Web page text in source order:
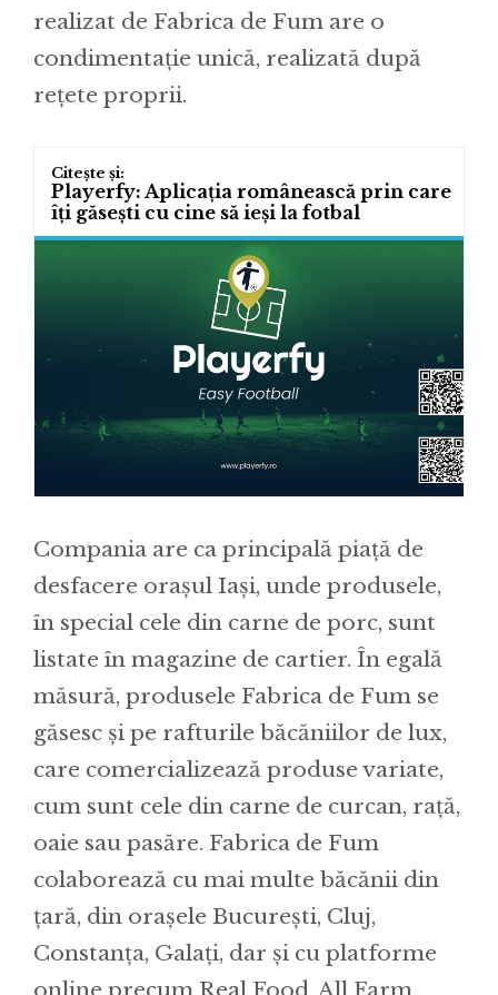
realizat de Fabrica de Fum are o
condimentație unică, realizată după
rețete proprii.
Playerfy: Aplicația românească prin care
îți găsești cu cine să ieși la fotbal
Compania are ca principală piață de
desfacere orașul Iași, unde produsele,
în special cele din carne de porc, sunt
listate în magazine de cartier. În egală
măsură, produsele Fabrica de Fum se
găsesc și pe rafturile băcăniilor de lux,
care comercializează produse variate,
cum sunt cele din carne de curcan, rață,
oaie sau pasăre. Fabrica de Fum
colaborează cu mai multe băcănii din
țară, din orașele București, Cluj,
Constanța, Galați, dar și cu platforme
online precum Real Food, All Farm,